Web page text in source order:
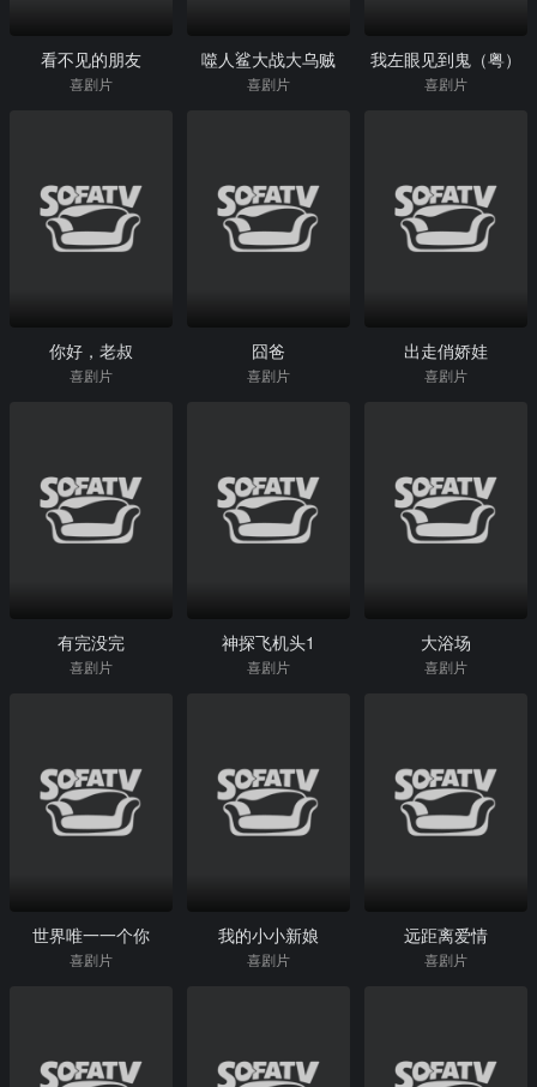
看不见的朋友
喜剧片
噬人鲨大战大乌贼
喜剧片
我左眼见到鬼（粤）
喜剧片
你好，老叔
喜剧片
囧爸
喜剧片
出走俏娇娃
喜剧片
有完没完
喜剧片
神探飞机头1
喜剧片
大浴场
喜剧片
世界唯一一个你
喜剧片
我的小小新娘
喜剧片
远距离爱情
喜剧片